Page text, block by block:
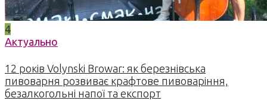
4
Актуально
12 років Volynski Browar: як березнівська
пивоварня розвиває крафтове пивоваріння,
безалкогольні напої та експорт